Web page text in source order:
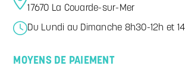
17670 La Couarde-sur-Mer
Du Lundi au Dimanche 8h30-12h et
MOYENS DE PAIEMENT